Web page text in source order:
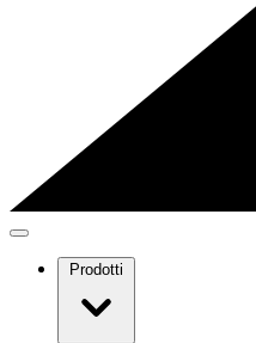
Prodotti